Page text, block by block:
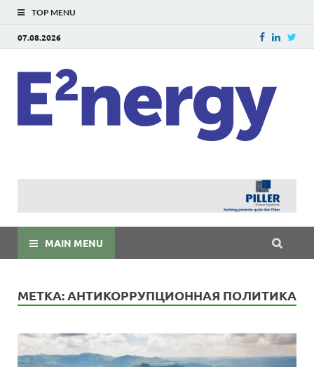
TOP MENU
07.08.2026
MAIN MENU
МЕТКА:АНТИКОРРУПЦИОННАЯ ПОЛИТИКА